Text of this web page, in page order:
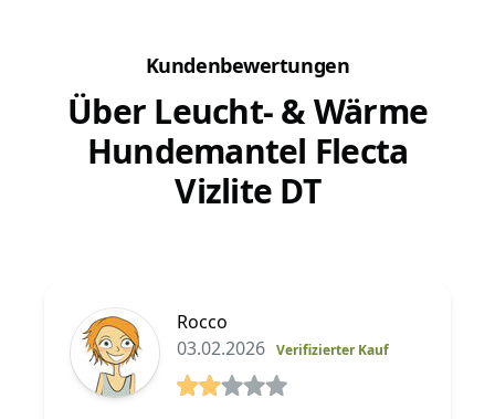
Kundenbewertungen
Über Leucht- & Wärme
Hundemantel Flecta
Vizlite DT
Rocco
03.02.2026 Verifizierter Kauf